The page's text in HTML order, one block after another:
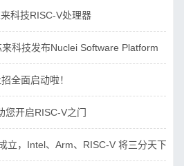
科技RISC-V处理器
科技发布Nuclei Software Platform
全面启动啦！
您开启RISC-V之门
立，Intel、Arm、RISC-V 将三分天下？